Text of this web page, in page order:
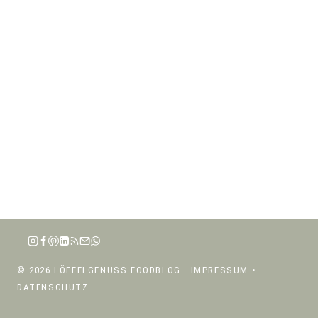
© 2026 LÖFFELGENUSS FOODBLOG · IMPRESSUM •
DATENSCHUTZ